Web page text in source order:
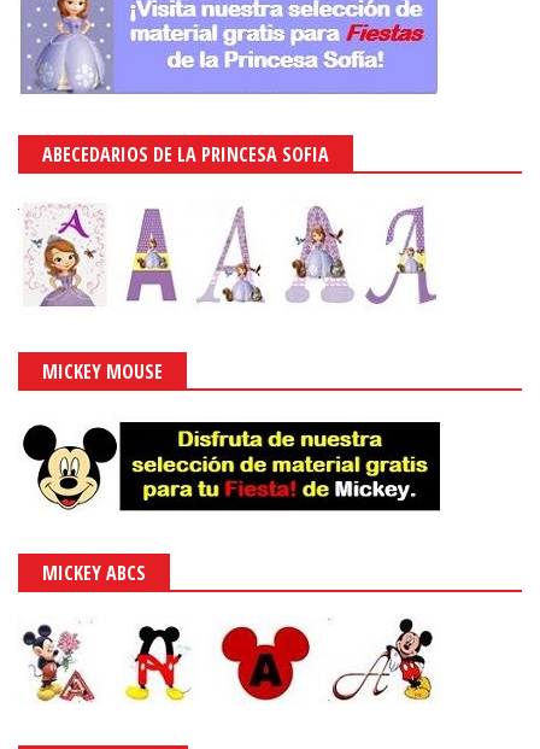
ABECEDARIOS DE LA PRINCESA SOFIA
MICKEY MOUSE
MICKEY ABCS